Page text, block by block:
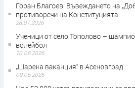
Горан Благоев: Въвеждането на
противоречи на Конституцията
28.07.2026
Ученици от село Тополово –
волейбол
10.06.2026
„Шарена ваканция“ в Асеновград
09.06.2026